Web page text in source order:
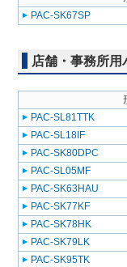
PAC-SK67SP
店舗・事務所用
PAC-SL81TTK
PAC-SL18IF
PAC-SK80DPC
PAC-SL05MF
PAC-SK63HAU
PAC-SK77KF
PAC-SK78HK
PAC-SK79LK
PAC-SK95TK